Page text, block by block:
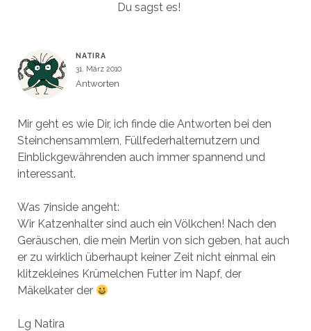
Du sagst es!
NATIRA
31. März 2010
Antworten
Mir geht es wie Dir, ich finde die Antworten bei den
Steinchensammlern, Füllfederhalternutzern und
Einblickgewährenden auch immer spannend und
interessant.
Was 7inside angeht:
Wir Katzenhalter sind auch ein Völkchen! Nach den
Geräuschen, die mein Merlin von sich geben, hat auch
er zu wirklich überhaupt keiner Zeit nicht einmal ein
klitzekleines Krümelchen Futter im Napf, der
Mäkelkater der
Lg Natira